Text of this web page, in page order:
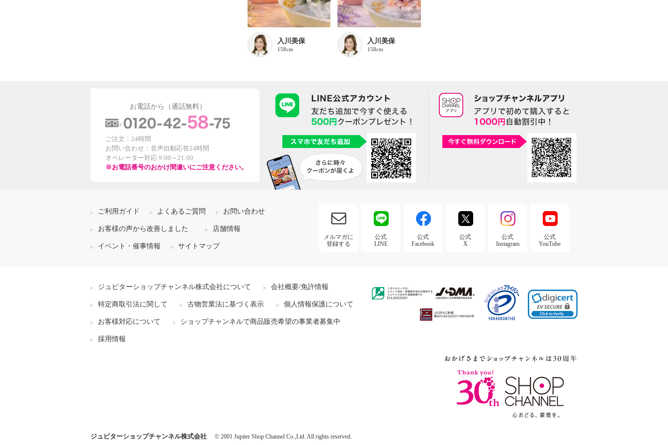
入川美保
158cm
入川美保
158cm
お電話から（通話無料）
ご注文：24時間
お問い合わせ：音声自動応答24時間
オペレーター対応 9:00～21:00
※お電話番号のおかけ間違いにご注意ください。
ご利用ガイド よくあるご質問 お問い合わせ
お客様の声から改善しました 店舗情報
イベント・催事情報 サイトマップ
メルマガに
登録する
公式
LINE
公式
Facebook
公式
X
公式
Instagram
公式
YouTube
ジュピターショップチャンネル株式会社について 会社概要/免許情報
特定商取引法に関して 古物営業法に基づく表示 個人情報保護について
お客様対応について ショップチャンネルで商品販売希望の事業者募集中
採用情報
ジュピターショップチャンネル株式会社 © 2001 Jupiter Shop Channel Co.,Ltd. All rights reserved.